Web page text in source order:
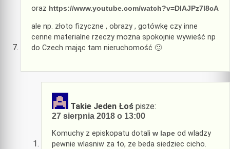
oraz https://www.youtube.com/watch?v=DIAJPz7l8cA
ale np. złoto fizyczne , obrazy , gotówkę czy inne
cenne materialne rzeczy można spokojnie wywieść np
do Czech mając tam nieruchomość 🙂
Takie Jeden Łoś pisze:
27 sierpnia 2018 o 13:00
Komuchy z episkopatu dotali w lape od wladzy
pewnie wlasniw za to, ze beda siedziec cicho.